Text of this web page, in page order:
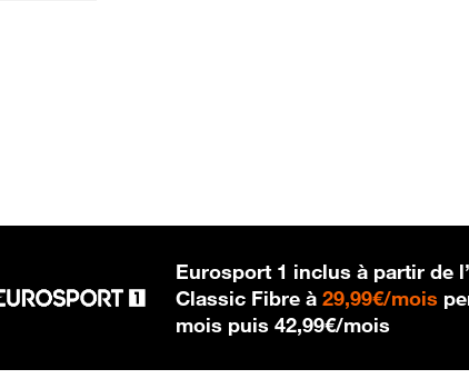
Eurosport 1 inclus à partir de
Classic Fibre à29,99€/mois
mois puis42,99€/mois